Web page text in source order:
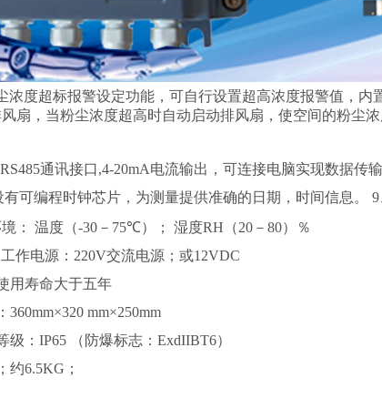
度： ；重复性误差： ≤±3%；
流量：2.L/min (0.1 f t 3/min) ；
时间：1秒…100分钟手动任意设置时间。可直读粉尘质量
浓度超标报警设定功能，可自行设置超高浓度报警值，
扇，当粉尘浓度超高时自动启动排风扇，使空间的粉尘
RS485通讯接口,4-20mA电流输出，可连接电脑实现数据传
有可编程时钟芯片，为测量提供准确的日期，时间信息。 9
： 温度（-30－ 75℃）； 湿度RH （20－ 80）％
工作电源： 220V交流电源；或12VDC
用寿命大于五年
360mm×320 mm×250mm
级： IP65 （防爆标志： ExdIIBT6）
约6.5KG ；